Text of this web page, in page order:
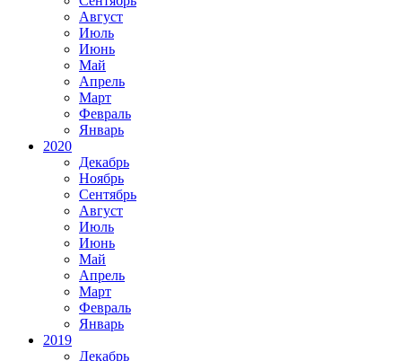
Август
Июль
Июнь
Май
Апрель
Март
Февраль
Январь
2020
Декабрь
Ноябрь
Сентябрь
Август
Июль
Июнь
Май
Апрель
Март
Февраль
Январь
2019
Декабрь